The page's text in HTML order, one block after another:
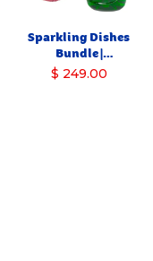
Sparkling Dishes
Bundle |
Lavatrastes +
$ 249.00